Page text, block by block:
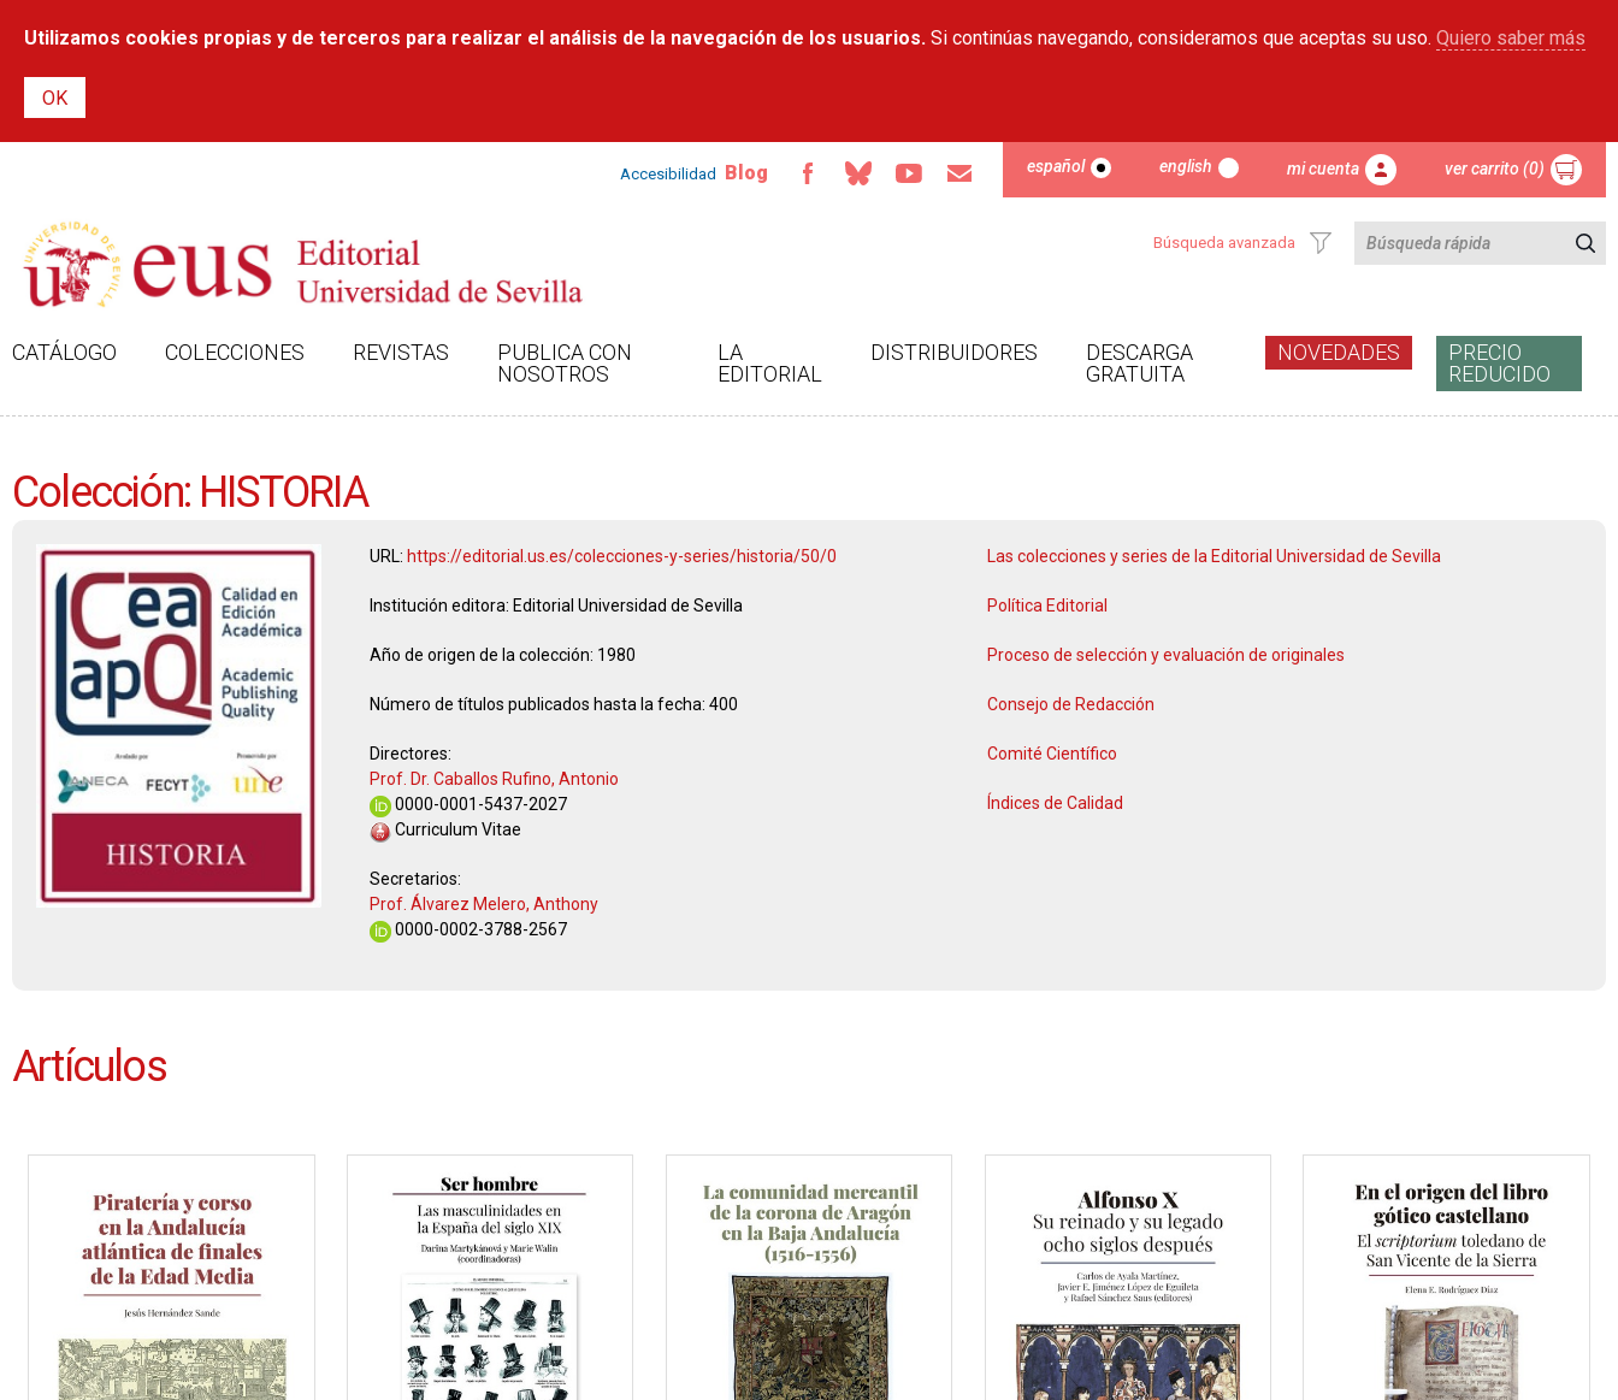
contenido
Utilizamos cookies propias y de terceros para realizar el análisis de la navegación de los usuarios. Si continúas navegando, consideramos que aceptas su uso. Quiero saber más
Accesibilidad Blog español english mi cuenta ver carrito (0)
Búsqueda avanzada
CATÁLOGO COLECCIONES REVISTAS
PUBLICA CON
NOSOTROS
LA
EDITORIAL
DISTRIBUIDORES
DESCARGA
GRATUITA
NOVEDADES
PRECIO
REDUCIDO
Colección: HISTORIA
URL: https://editorial.us.es/colecciones-y-series/historia/50/0
Institución editora: Editorial Universidad de Sevilla
Año de origen de la colección: 1980
Número de títulos publicados hasta la fecha: 400
Directores:
Prof. Dr. Caballos Rufino, Antonio
0000-0001-5437-2027
Curriculum Vitae
Secretarios:
Prof. Álvarez Melero, Anthony
0000-0002-3788-2567
Las colecciones y series de la Editorial Universidad de Sevilla
Política Editorial
Proceso de selección y evaluación de originales
Consejo de Redacción
Comité Científico
Índices de Calidad
Artículos